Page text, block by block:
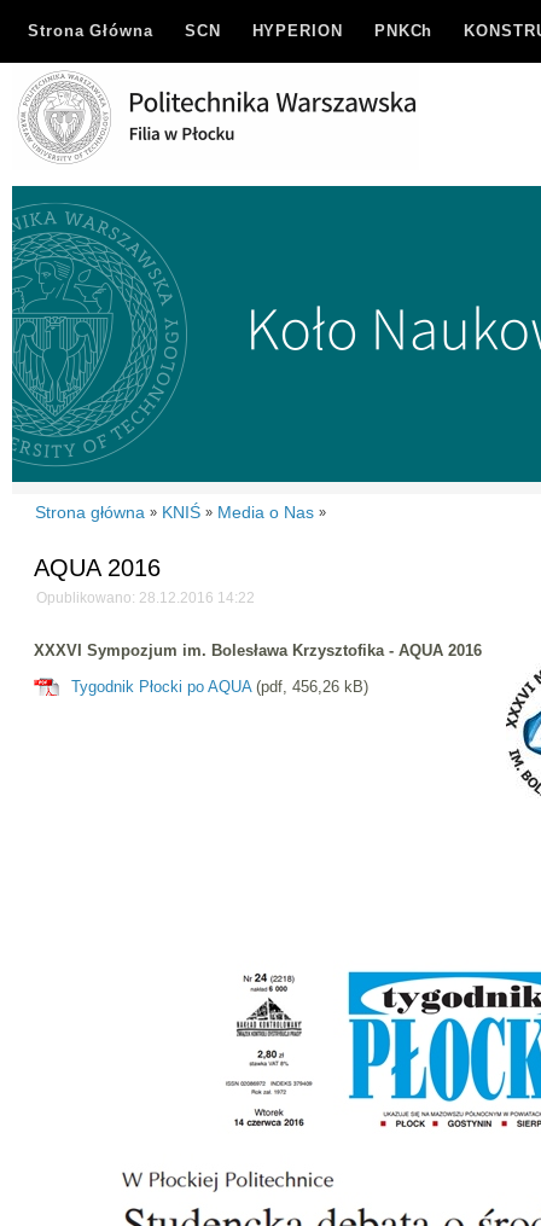
Strona Główna SCN HYPERION PNKCh
Strona główna » KNIŚ » Media o Nas »
AQUA 2016
Opublikowano: 28.12.2016 14:22
XXXVI Sympozjum im. Bolesława Krzysztofika - AQUA 2016
Tygodnik Płocki po AQUA (pdf, 456,26 kB)